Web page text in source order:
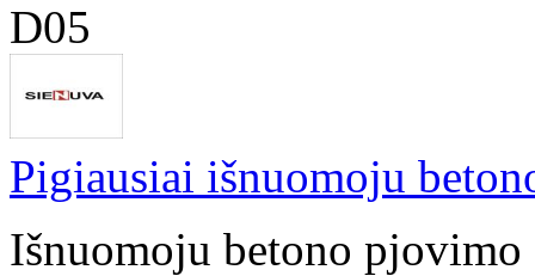
D05
Pigiausiai išnuomoju
Išnuomoju betono pjovimo